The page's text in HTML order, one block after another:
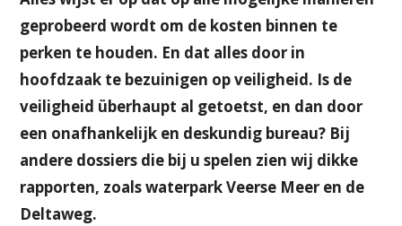
geprobeerd wordt om de kosten binnen te
perken te houden. En dat alles door in
hoofdzaak te bezuinigen op veiligheid. Is de
veiligheid überhaupt al getoetst, en dan door
een onafhankelijk en deskundig bureau? Bij
andere dossiers die bij u spelen zien wij dikke
rapporten, zoals waterpark Veerse Meer en de
Deltaweg.